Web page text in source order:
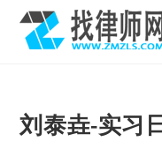
content
刘泰垚-实习